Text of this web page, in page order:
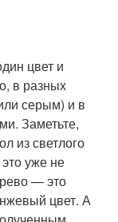
цвет и
в разных
серым) и в
Заметьте,
из светлого
уже не
— это
цвет. А